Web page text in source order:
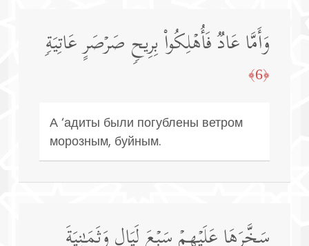
وَأَمَّا عَادࣱ فَأُهۡلِكُوا۟ بِرِیحࣲ صَرۡصَرٍ عَاتِیَةࣲ
﴿6﴾
А ‘адиты были погублены ветром
морозным, буйным.
سَخَّرَهَا عَلَیۡهِمۡ سَبۡعَ لَیَالࣲ وَثَمَـٰنِیَةَ